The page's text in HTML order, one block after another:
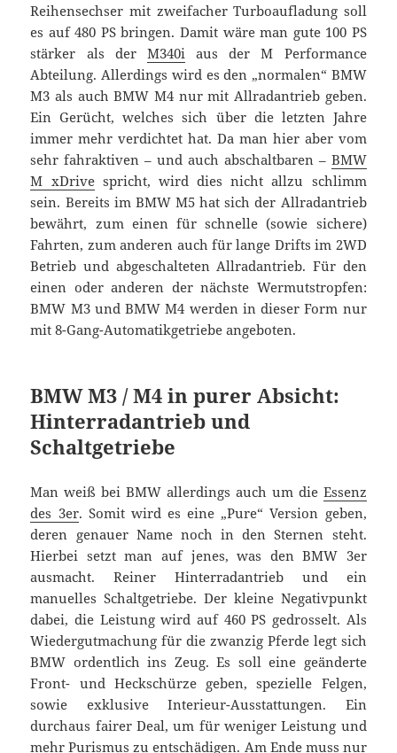
Reihensechser mit zweifacher Turboaufladung soll
es auf 480 PS bringen. Damit wäre man gute 100 PS
stärker als der M340iaus der M Performance
Abteilung. Allerdings wird es den „normalen“ BMW
M3 als auch BMW M4 nur mit Allradantrieb geben.
Ein Gerücht, welches sich über die letzten Jahre
immer mehr verdichtet hat. Da man hier aber vom
sehr fahraktiven – und auch abschaltbaren – BMW
M xDrivespricht, wird dies nicht allzu schlimm
sein. Bereits im BMW M5 hat sich der Allradantrieb
bewährt, zum einen für schnelle (sowie sichere)
Fahrten, zum anderen auch für lange Drifts im 2WD
Betrieb und abgeschalteten Allradantrieb. Für den
einen oder anderen der nächste Wermutstropfen:
BMW M3 und BMW M4 werden in dieser Form nur
mit 8-Gang-Automatikgetriebe angeboten.
BMW M3 / M4 in purer Absicht:
Hinterradantrieb und
Schaltgetriebe
Man weiß bei BMW allerdings auch um die Essenz
des 3er. Somit wird es eine „Pure“ Version geben,
deren genauer Name noch in den Sternen steht.
Hierbei setzt man auf jenes, was den BMW 3er
ausmacht. Reiner Hinterradantrieb und ein
manuelles Schaltgetriebe. Der kleine Negativpunkt
dabei, die Leistung wird auf 460 PS gedrosselt. Als
Wiedergutmachung für die zwanzig Pferde legt sich
BMW ordentlich ins Zeug. Es soll eine geänderte
Front- und Heckschürze geben, spezielle Felgen,
sowie exklusive Interieur-Ausstattungen. Ein
durchaus fairer Deal, um für weniger Leistung und
mehr Purismus zu entschädigen. Am Ende muss nur